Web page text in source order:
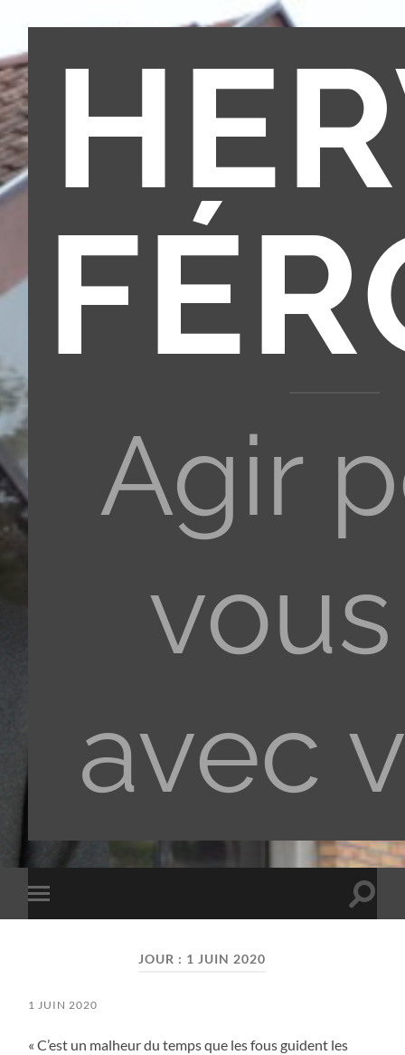
Agir
avec
Toggle
mobile
Toggle
JOUR : 1 JUIN 2020
1 JUIN 2020
« C’est un malheur du temps que les fous guident les